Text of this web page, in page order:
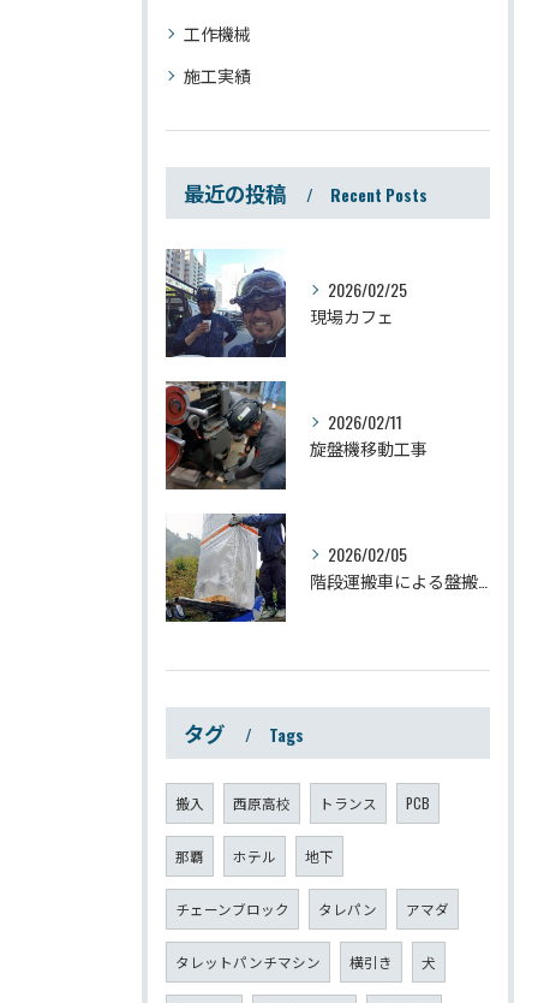
工作機械
施工実績
最近の投稿 Recent Posts
2026/02/25
現場カフェ
2026/02/11
旋盤機移動工事
2026/02/05
タグ Tags
搬入 西原高校 トランス PCB
那覇 ホテル 地下
チェーンブロック タレパン アマダ
タレットパンチマシン 横引き 犬